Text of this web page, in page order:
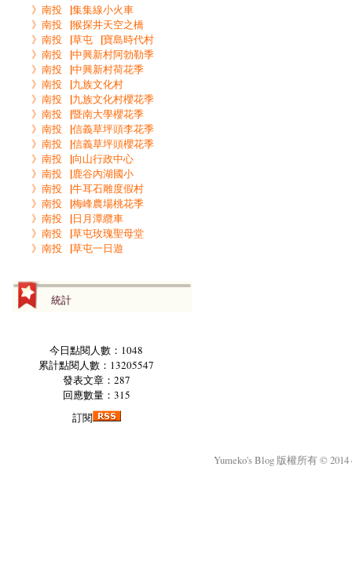
》南投▕集集線小火車
》南投▕猴探井天空之橋
》南投▕草屯▕寶島時代村
》南投▕中興新村阿勃勒季
》南投▕中興新村荷花季
》南投▕九族文化村
》南投▕九族文化村櫻花季
》南投▕暨南大學櫻花季
》南投▕信義草坪頭李花季
》南投▕信義草坪頭櫻花季
》南投▕向山行政中心
》南投▕鹿谷內湖國小
》南投▕牛耳石雕度假村
》南投▕梅峰農場桃花季
》南投▕日月潭纜車
》南投▕草屯玫瑰聖母堂
》南投▕草屯一日遊
統計
今日點閱人數：1048
累計點閱人數：13205547
發表文章：287
回應數量：315
訂閱
Yumeko's Blog 版權所有 ©